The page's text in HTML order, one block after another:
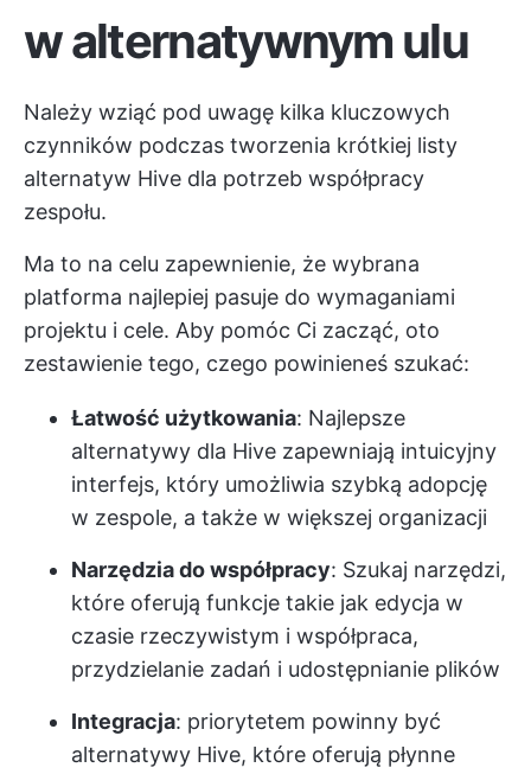
w alternatywnym ulu
Należy wziąć pod uwagę kilka kluczowych
czynników podczas tworzenia krótkiej listy
alternatyw Hive dla potrzeb współpracy
zespołu.
Ma to na celu zapewnienie, że wybrana
platforma najlepiej pasuje do wymaganiami
projektu i cele. Aby pomóc Ci zacząć, oto
zestawienie tego, czego powinieneś szukać:
Łatwość użytkowania: Najlepsze
alternatywy dla Hive zapewniają intuicyjny
interfejs, który umożliwia szybką adopcję
w zespole, a także w większej organizacji
Narzędzia do współpracy: Szukaj narzędzi,
które oferują funkcje takie jak edycja w
czasie rzeczywistym i współpraca,
przydzielanie zadań i udostępnianie plików
Integracja: priorytetem powinny być
alternatywy Hive, które oferują płynne